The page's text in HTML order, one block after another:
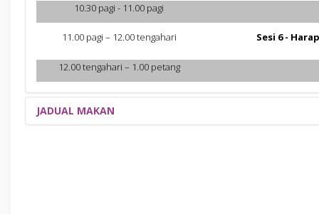
10.30 pagi - 11.00 pagi
11.00 pagi – 12.00 tengahari Sesi 6 -
12.00 tengahari – 1.00 petang
JADUAL MAKAN